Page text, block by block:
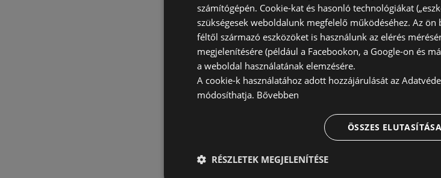
számítógépén. Cookie-kat és hasonló technológiákat
szükségesek weboldalunk megfelelő működéséhez. Az
féltől származó eszközöket is használunk az elérés
megjelenítésére (például a Facebookon, a Google-on és
a weboldal használatának elemzésére.
A cookie-k használatához adott hozzájárulását az
módosíthatja. Bővebben
ÖSSZES ELUTASÍTÁSA
RÉSZLETEK MEGJELENÍTÉSE